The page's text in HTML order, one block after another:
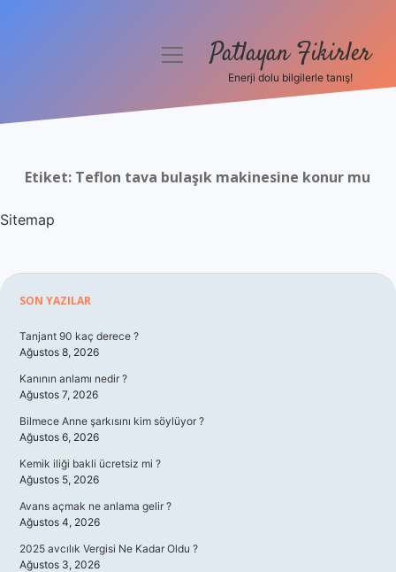
Hakkımızda
menüyüPatlayan Fikirler
Enerji dolu bilgilerle tanış!
Etiket: Teflon tava bulaşık makinesine konur mu
Sitemap
Sidebar
SON YAZILAR
Tanjant 90 kaç derece ?
Ağustos 8, 2026
Kanının anlamı nedir ?
Ağustos 7, 2026
Bilmece Anne şarkısını kim söylüyor ?
Ağustos 6, 2026
Kemik iliği bakli ücretsiz mi ?
Ağustos 5, 2026
Avans açmak ne anlama gelir ?
Ağustos 4, 2026
2025 avcılık Vergisi Ne Kadar Oldu ?
Ağustos 3, 2026